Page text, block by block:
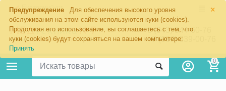
×
Предупреждение
Для обеспечения высокого уровня
обслуживания на этом сайте используются куки (cookies).
Продолжая его использование, вы соглашаетесь с тем, что
куки (cookies) будут сохраняться на вашем компьютере:
Принять
Екатеринбург
8 (343) 344-60-76
+7 (967) 639-00-76
0